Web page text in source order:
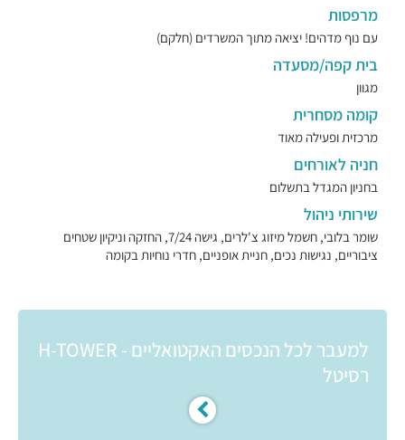
מרפסות
עם נוף מדהים! יציאה מתוך המשרדים (חלקם)
בית קפה/מסעדה
מגוון
קומה מסחרית
מרכזית ופעילה מאוד
חניה לאורחים
בחניון המגדל בתשלום
שירותי ניהול
שומר בלובי, חשמל מיזוג צ'לרים, גישה 7/24, החזקה וניקיון שטחים
ציבוריים, נגישות נכים, חניית אופניים, חדרי נוחיות בקומה
למעבר לכל הנכסים האקטואליים - H-TOWER
רסיטל